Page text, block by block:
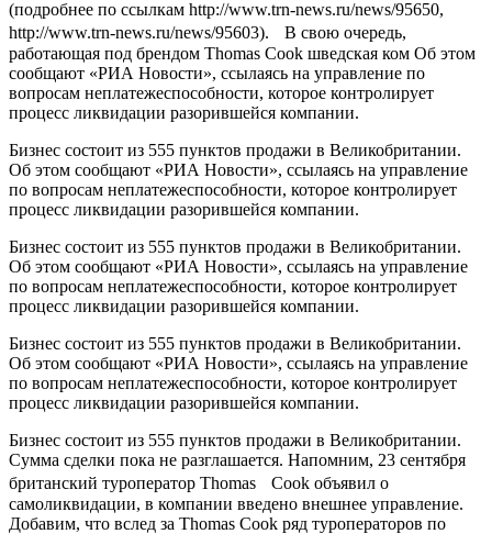
(подробнее по ссылкам http://www.trn-news.ru/news/95650,
http://www.trn-news.ru/news/95603). В свою очередь,
работающая под брендом Thomas Cook шведская ком Об этом
сообщают «РИА Новости», ссылаясь на управление по
вопросам неплатежеспособности, которое контролирует
процесс ликвидации разорившейся компании.
Бизнес состоит из 555 пунктов продажи в Великобритании.
Об этом сообщают «РИА Новости», ссылаясь на управление
по вопросам неплатежеспособности, которое контролирует
процесс ликвидации разорившейся компании.
Бизнес состоит из 555 пунктов продажи в Великобритании.
Об этом сообщают «РИА Новости», ссылаясь на управление
по вопросам неплатежеспособности, которое контролирует
процесс ликвидации разорившейся компании.
Бизнес состоит из 555 пунктов продажи в Великобритании.
Об этом сообщают «РИА Новости», ссылаясь на управление
по вопросам неплатежеспособности, которое контролирует
процесс ликвидации разорившейся компании.
Бизнес состоит из 555 пунктов продажи в Великобритании.
Сумма сделки пока не разглашается. Напомним, 23 сентября
британский туроператор Thomas Cook объявил о
самоликвидации, в компании введено внешнее управление.
Добавим, что вслед за Thomas Cook ряд туроператоров по